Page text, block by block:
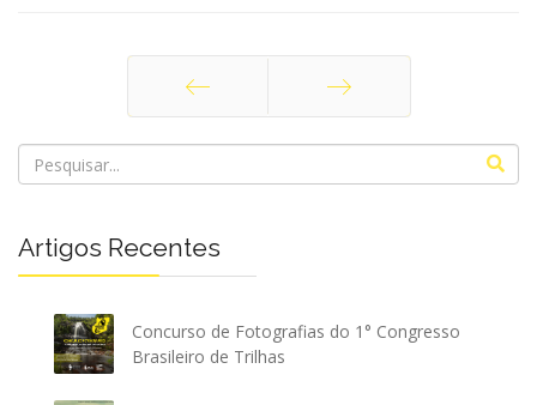
Anterior Próximo
Artigos Recentes
Concurso de Fotografias do 1° Congresso
Brasileiro de Trilhas